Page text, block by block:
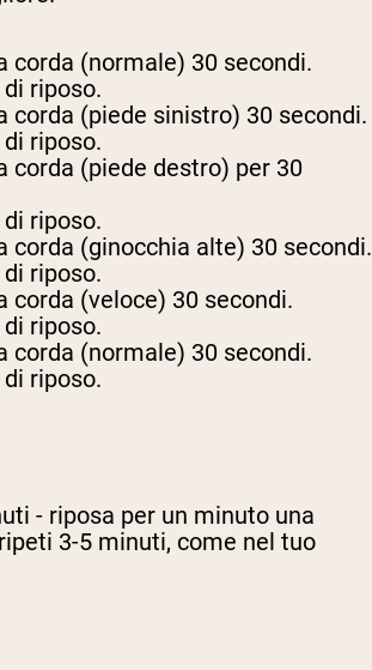
corda (normale) 30 secondi.
riposo.
corda (piede sinistro) 30 secondi.
riposo.
corda (piede destro) per 30
riposo.
corda (ginocchia alte) 30 secondi.
riposo.
corda (veloce) 30 secondi.
riposo.
corda (normale) 30 secondi.
riposo.
- riposa per un minuto una
3-5 minuti, come nel tuo